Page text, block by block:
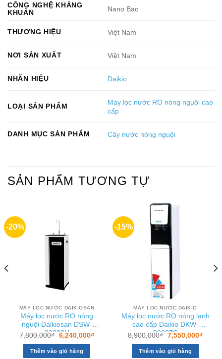
CÔNG NGHỆ KHÁNG
KHUẨN
Nano Bạc
THƯƠNG HIỆU Việt Nam
NƠI SẢN XUẤT Việt Nam
NHÃN HIỆU Daikio
LOẠI SẢN PHẨM
Máy lọc nước RO nóng nguội cao
cấp
DANH MỤC SẢN PHẨM Cây nước nóng nguội
SẢN PHẨM TƯƠNG TỰ
-20%
MÁY LỌC NƯỚC DAIKIOSAN
Máy lọc nước RO nóng
nguội Daikiosan DSW-
32208H
7,800,000₫ Giá
là:
7,800,000₫.
6,240,000₫Giá
Thêm vào giỏ hàng
-15%
MÁY LỌC NƯỚC DAIKIO
Máy lọc nước RO nóng lạnh
cao cấp Daikio DKW-
00007C
8,900,000₫ Giá
là:
8,900,000₫.
7,550,000₫Giá
Thêm vào giỏ hàng